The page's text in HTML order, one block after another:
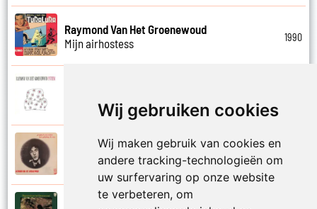
Wij gebruiken cookies
Wij maken gebruik van cookies en
andere tracking-technologieën om
uw surfervaring op onze website
te verbeteren, om
Raymond Van Het Groenewoud
Mijn airhostess
1990
Mijn leven lang
Raymond Van Het Groenewoud
Mijn lieve schatje